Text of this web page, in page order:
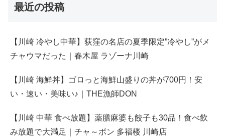
最近の投稿
【川崎 冷やし中華】荻窪の名店の夏季限定”冷やし”がメ
チャウマだった｜春木屋 ラゾーナ川崎
【川崎 海鮮丼】ゴロっと海鮮山盛りの丼が700円！安
い・速い・美味い♪｜THE漁師DON
【川崎 中華 食べ放題】薬膳麻婆も餃子も30品！食べ飲
み放題で大満足｜チャ～ボン 多福楼 川崎店